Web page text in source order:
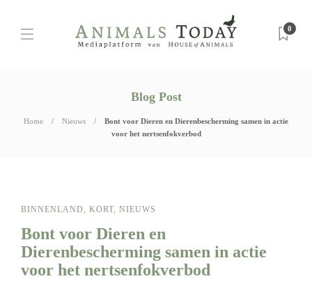
0
Blog Post
Home Nieuws
Bont voor Dieren en Dierenbescherming samen in actie
voor het nertsenfokverbod
BINNENLAND, KORT, NIEUWS
Bont voor Dieren en
Dierenbescherming samen in actie
voor het nertsenfokverbod